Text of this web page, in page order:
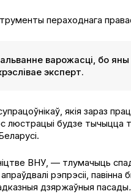
пераходнага
варожасці, бо
эксперт.
якія зараз
будзе тычыцца
ВНУ, — тлумачыць
рэпрэсіі,
дзяржаўныя пасады.